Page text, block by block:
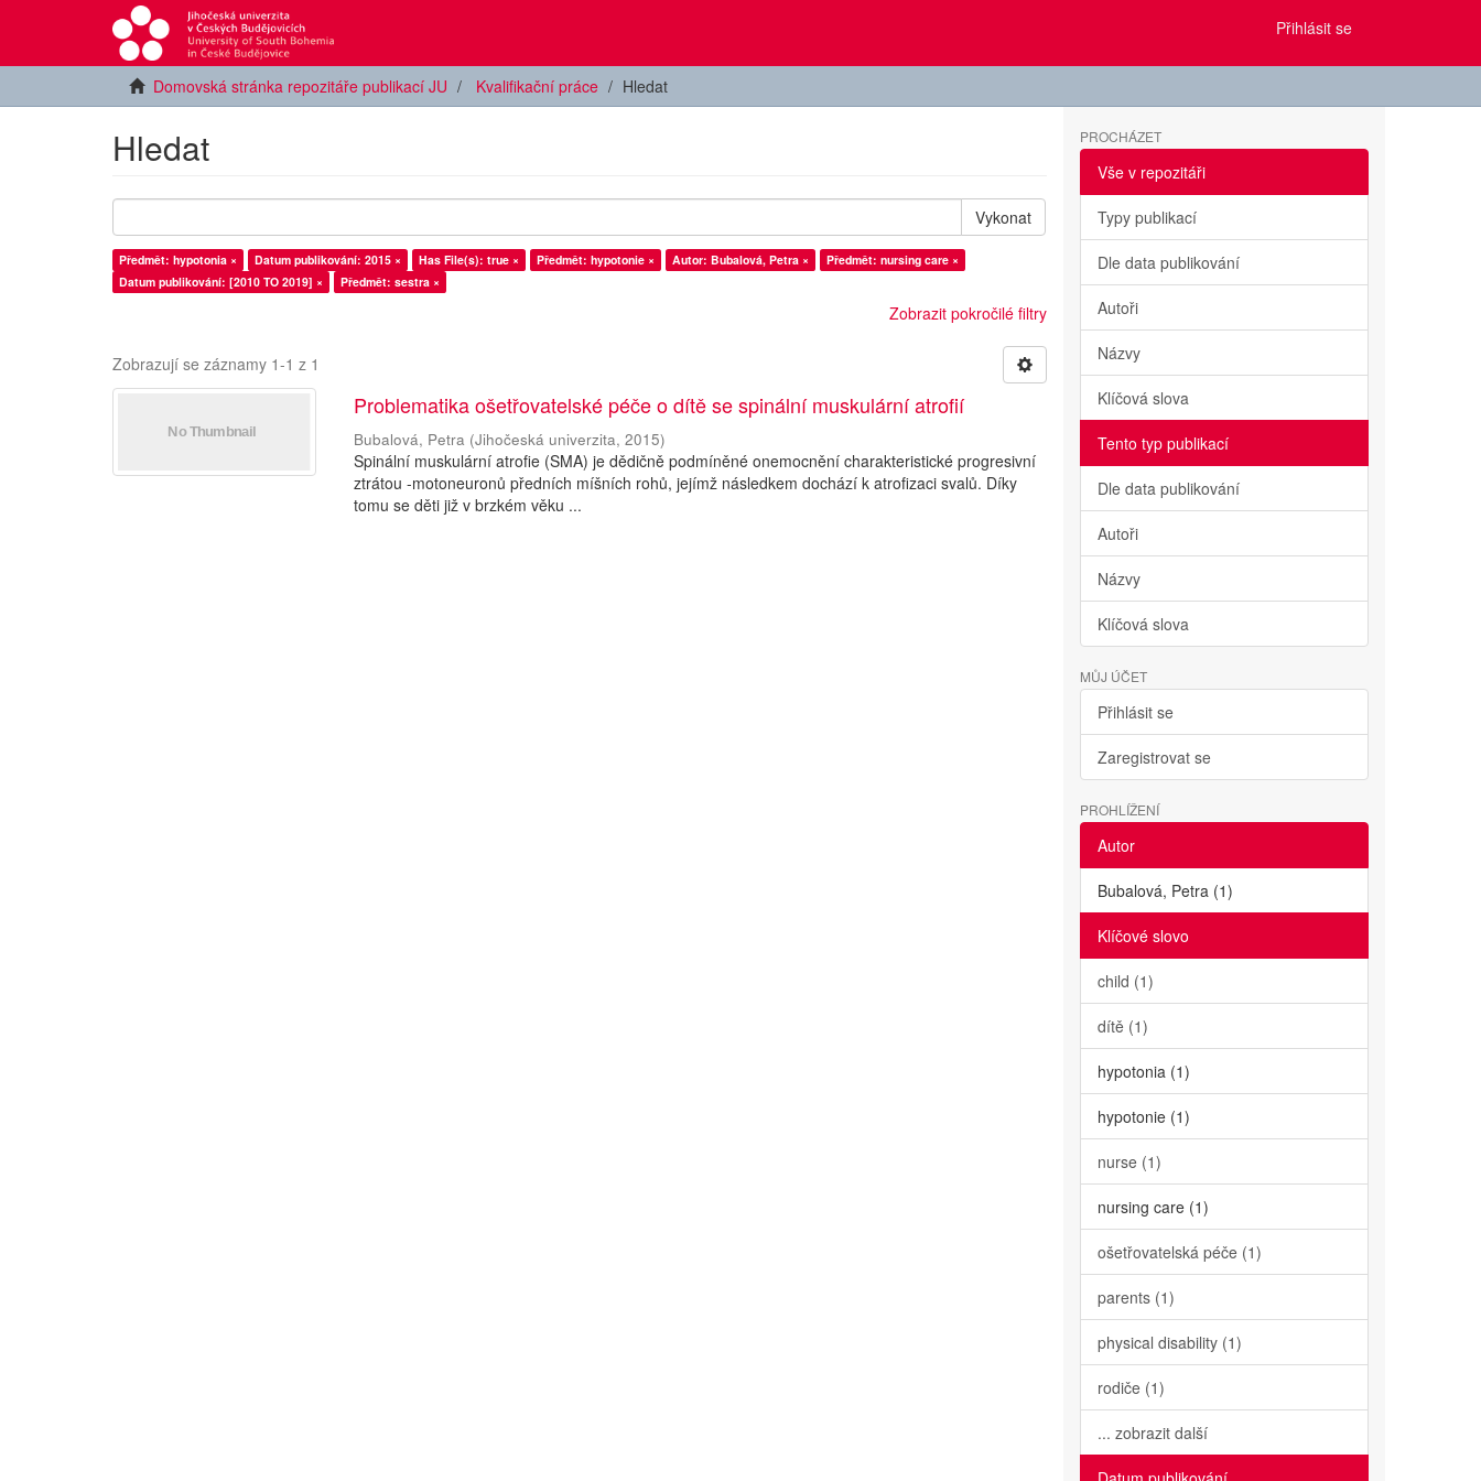
Přihlásit se
Domovská stránka repozitáře publikací JU Kvalifikační práce Hledat
Hledat
Vykonat
Předmět: hypotonia × Datum publikování: 2015 × Has File(s): true × Předmět: hypotonie × Autor: Bubalová, Petra ×
Předmět: nursing care ×
Datum publikování: [2010 TO 2019] ×
Předmět: sestra ×
Zobrazit pokročilé filtry
Zobrazují se záznamy 1-1 z 1
Problematika ošetřovatelské péče o dítě se spinální muskulární atrofií
Bubalová, Petra (Jihočeská univerzita,2015)
Spinální muskulární atrofie (SMA) je dědičně podmíněné onemocnění charakteristické progresivní
ztrátou -motoneuronů předních míšních rohů, jejímž následkem dochází k atrofizaci svalů. Díky
tomu se děti již v brzkém věku ...
PROCHÁZET
Vše v repozitáři
Typy publikací
Dle data publikování
Autoři
Názvy
Klíčová slova
Tento typ publikací
Dle data publikování
Autoři
Názvy
Klíčová slova
MŮJ ÚČET
Přihlásit se
Zaregistrovat se
PROHLÍŽENÍ
Autor
Bubalová, Petra (1)
Klíčové slovo
child (1)
dítě (1)
hypotonia (1)
hypotonie (1)
nurse (1)
nursing care (1)
ošetřovatelská péče (1)
parents (1)
physical disability (1)
rodiče (1)
... zobrazit další